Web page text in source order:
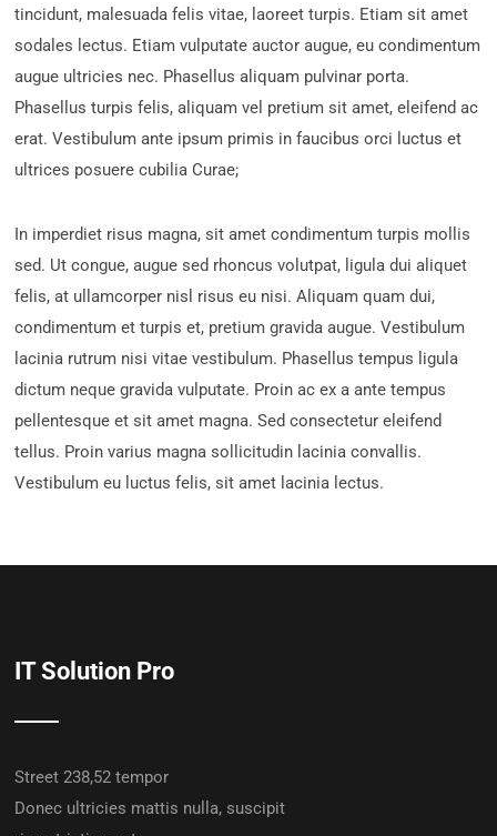
tincidunt, malesuada felis vitae, laoreet turpis. Etiam sit amet
sodales lectus. Etiam vulputate auctor augue, eu condimentum
augue ultricies nec. Phasellus aliquam pulvinar porta.
Phasellus turpis felis, aliquam vel pretium sit amet, eleifend ac
erat. Vestibulum ante ipsum primis in faucibus orci luctus et
ultrices posuere cubilia Curae;
In imperdiet risus magna, sit amet condimentum turpis mollis
sed. Ut congue, augue sed rhoncus volutpat, ligula dui aliquet
felis, at ullamcorper nisl risus eu nisi. Aliquam quam dui,
condimentum et turpis et, pretium gravida augue. Vestibulum
lacinia rutrum nisi vitae vestibulum. Phasellus tempus ligula
dictum neque gravida vulputate. Proin ac ex a ante tempus
pellentesque et sit amet magna. Sed consectetur eleifend
tellus. Proin varius magna sollicitudin lacinia convallis.
Vestibulum eu luctus felis, sit amet lacinia lectus.
IT Solution Pro
Street 238,52 tempor
Donec ultricies mattis nulla, suscipit